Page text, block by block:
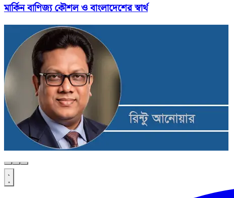
মার্কিন বাণিজ্য কৌশল ও বাংলাদেশের স্বার্থ